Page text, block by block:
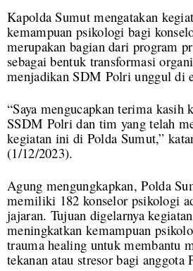
Kapolda Sumut mengatakan
kemampuan psikologi bagi
merupakan bagian dari program
sebagai bentuk transformasi
menjadikan SDM Polri unggul di
“Saya mengucapkan terima kasih
SSDM Polri dan tim yang telah
kegiatan ini di Polda Sumut,”
(1/12/2023).
Agung mengungkapkan, Polda
memiliki 182 konselor psikologi
jajaran. Tujuan digelarnya
meningkatkan kemampuan
trauma healing untuk membantu
tekanan atau stresor bagi anggota